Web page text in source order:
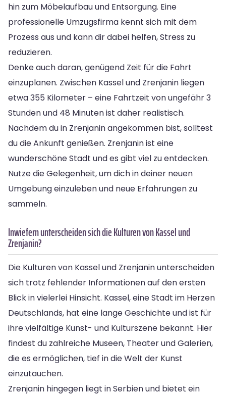
hin zum Möbelaufbau und Entsorgung. Eine
professionelle Umzugsfirma kennt sich mit dem
Prozess aus und kann dir dabei helfen, Stress zu
reduzieren.
Denke auch daran, genügend Zeit für die Fahrt
einzuplanen. Zwischen Kassel und Zrenjanin liegen
etwa 355 Kilometer – eine Fahrtzeit von ungefähr 3
Stunden und 48 Minuten ist daher realistisch.
Nachdem du in Zrenjanin angekommen bist, solltest
du die Ankunft genießen. Zrenjanin ist eine
wunderschöne Stadt und es gibt viel zu entdecken.
Nutze die Gelegenheit, um dich in deiner neuen
Umgebung einzuleben und neue Erfahrungen zu
sammeln.
Inwiefern unterscheiden sich die Kulturen von Kassel und
Zrenjanin?
Die Kulturen von Kassel und Zrenjanin unterscheiden
sich trotz fehlender Informationen auf den ersten
Blick in vielerlei Hinsicht. Kassel, eine Stadt im Herzen
Deutschlands, hat eine lange Geschichte und ist für
ihre vielfältige Kunst- und Kulturszene bekannt. Hier
findest du zahlreiche Museen, Theater und Galerien,
die es ermöglichen, tief in die Welt der Kunst
einzutauchen.
Zrenjanin hingegen liegt in Serbien und bietet ein